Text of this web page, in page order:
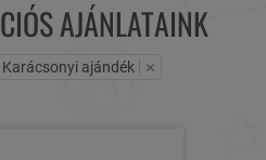
AJÁNLATAINK
Karácsonyi ajándék ×